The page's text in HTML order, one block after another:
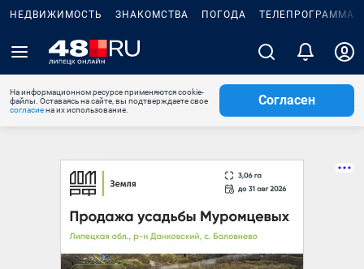
НЕДВИЖИМОСТЬ ЗНАКОМСТВА ПОГОДА ТЕЛЕПРОГРАММА
На информационном ресурсе применяются cookie-
файлы. Оставаясь на сайте, вы подтверждаете свое
согласиена их использование.
Согласен